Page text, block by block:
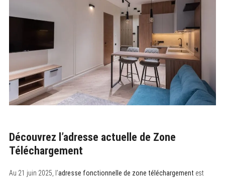
Découvrez l’adresse actuelle de Zone
Téléchargement
Au 21 juin 2025, l’adresse fonctionnelle de zone téléchargement est